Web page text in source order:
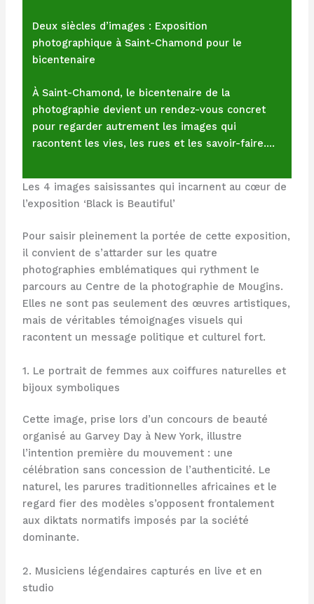
Deux siècles d’images : Exposition
photographique à Saint-Chamond pour le
bicentenaire
À Saint-Chamond, le bicentenaire de la
photographie devient un rendez-vous concret
pour regarder autrement les images qui
racontent les vies, les rues et les savoir-faire.…
Les 4 images saisissantes qui incarnent au cœur de
l’exposition ‘Black is Beautiful’
Pour saisir pleinement la portée de cette exposition,
il convient de s’attarder sur les quatre
photographies emblématiques qui rythment le
parcours au Centre de la photographie de Mougins.
Elles ne sont pas seulement des œuvres artistiques,
mais de véritables témoignages visuels qui
racontent un message politique et culturel fort.
1. Le portrait de femmes aux coiffures naturelles et
bijoux symboliques
Cette image, prise lors d’un concours de beauté
organisé au Garvey Day à New York, illustre
l’intention première du mouvement : une
célébration sans concession de l’authenticité. Le
naturel, les parures traditionnelles africaines et le
regard fier des modèles s’opposent frontalement
aux diktats normatifs imposés par la société
dominante.
2. Musiciens légendaires capturés en live et en
studio